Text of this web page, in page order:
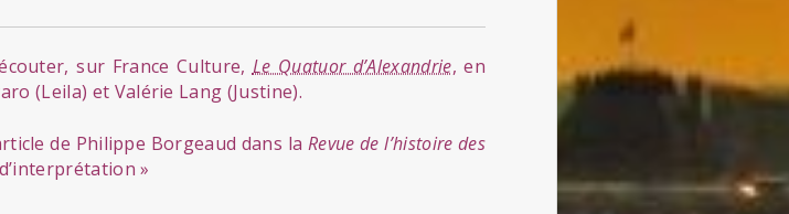
sur France Culture, Le Quatuor d’Alexandrie, en
(Leila) et Valérie Lang (Justine).
de Philippe Borgeaud dans la Revue de l’histoire des
»